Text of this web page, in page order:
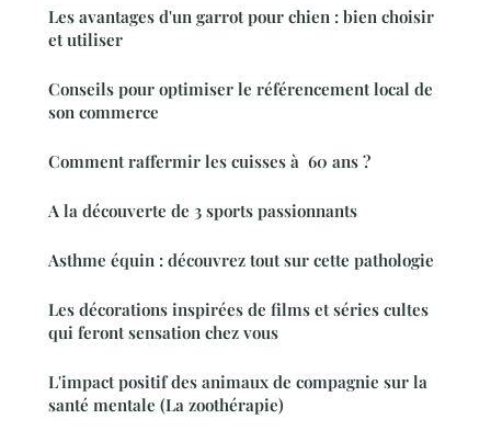
Les avantages d'un garrot pour chien : bien choisir
et utiliser
Conseils pour optimiser le référencement local de
son commerce
Comment raffermir les cuisses à 60 ans ?
A la découverte de 3 sports passionnants
Asthme équin : découvrez tout sur cette pathologie
Les décorations inspirées de films et séries cultes
qui feront sensation chez vous
L'impact positif des animaux de compagnie sur la
santé mentale (La zoothérapie)